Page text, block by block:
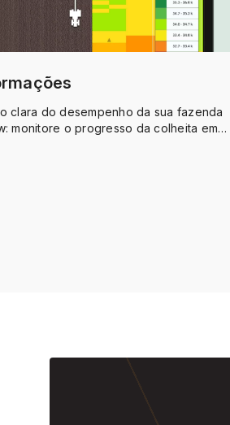
clara do desempenho da sua fazenda
monitore o progresso da colheita em